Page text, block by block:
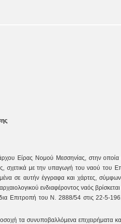
Είρας Νομού Μεσσηνίας, στην οποία
σχετικά με την υπαγωγή του ναού του
σε αυτήν έγγραφα και χάρτες,
ενδιαφέροντος ναός
Επιτροπή του Ν. 2888/54 στις 22-5-
τα συνυποβαλλόμενα επιχειρήματα